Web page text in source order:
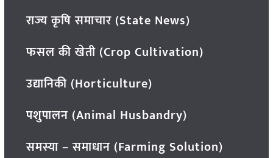
राज्य कृषि समाचार (State News)
फसल की खेती (Crop Cultivation)
उद्यानिकी (Horticulture)
पशुपालन (Animal Husbandry)
समस्या – समाधान (Farming Solution)